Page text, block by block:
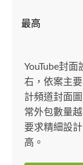
最高
YouTube封
右，依案主
計頻道封面
常外包數量
要求精細設
高。